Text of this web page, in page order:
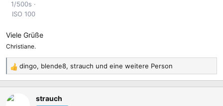
1/500s
ISO 100
Viele Grüße
Christiane.
R
e
a
k
dingo, blende8, strauch und eine weitere Person
strauch